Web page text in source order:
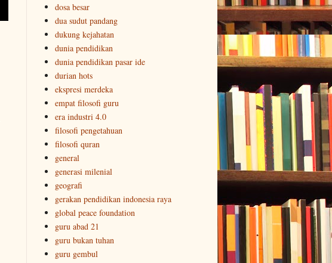
dosa besar
dua sudut pandang
dukung kejahatan
dunia pendidikan
dunia pendidikan pasar ide
durian hots
ekspresi merdeka
empat filosofi guru
era industri 4.0
filosofi pengetahuan
filosofi quran
general
generasi milenial
geografi
gerakan pendidikan indonesia raya
global peace foundation
guru abad 21
guru bukan tuhan
guru gembul